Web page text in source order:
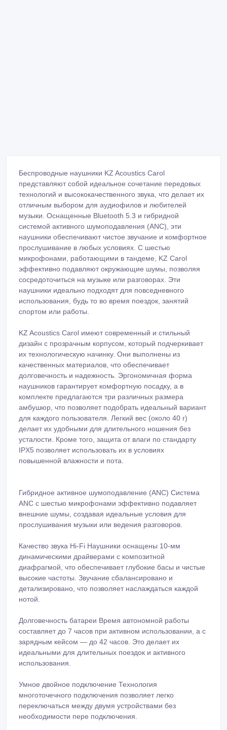
Беспроводные наушники KZ Acoustics Carol
представляют собой идеальное сочетание передовых
технологий и высококачественного звука, что делает их
отличным выбором для аудиофилов и любителей
музыки. Оснащенные Bluetooth 5.3 и гибридной
системой активного шумоподавления (ANC), эти
наушники обеспечивают чистое звучание и комфортное
прослушивание в любых условиях. С шестью
микрофонами, работающими в тандеме, KZ Carol
эффективно подавляют окружающие шумы, позволяя
сосредоточиться на музыке или разговорах. Эти
наушники идеально подходят для повседневного
использования, будь то во время поездок, занятий
спортом или работы.
KZ Acoustics Carol имеют современный и стильный
дизайн с прозрачным корпусом, который подчеркивает
их технологическую начинку. Они выполнены из
качественных материалов, что обеспечивает
долговечность и надежность. Эргономичная форма
наушников гарантирует комфортную посадку, а в
комплекте предлагаются три различных размера
амбушюр, что позволяет подобрать идеальный вариант
для каждого пользователя. Легкий вес (около 40 г)
делает их удобными для длительного ношения без
усталости. Кроме того, защита от влаги по стандарту
IPX5 позволяет использовать их в условиях
повышенной влажности и пота.
Гибридное активное шумоподавление (ANC) Система
ANC с шестью микрофонами эффективно подавляет
внешние шумы, создавая идеальные условия для
прослушивания музыки или ведения разговоров.
Качество звука Hi-Fi Наушники оснащены 10-мм
динамическими драйверами с композитной
диафрагмой, что обеспечивает глубокие басы и чистые
высокие частоты. Звучание сбалансировано и
детализировано, что позволяет наслаждаться каждой
нотой.
Долговечность батареи Время автономной работы
составляет до 7 часов при активном использовании, а с
зарядным кейсом — до 42 часов. Это делает их
идеальными для длительных поездок и активного
использования.
Умное двойное подключение Технология
многоточечного подключения позволяет легко
переключаться между двумя устройствами без
необходимости пере подключения.